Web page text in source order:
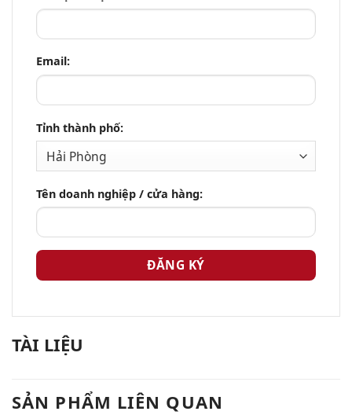
Email:
Tỉnh thành phố:
Tên doanh nghiệp / cửa hàng:
TÀI LIỆU
SẢN PHẨM LIÊN QUAN